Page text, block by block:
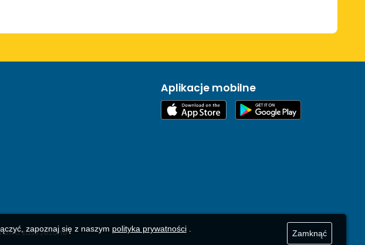
Aplikacje mobilne
zastrzeżone.
zapoznaj się z naszym polityka prywatności. Zamknąć